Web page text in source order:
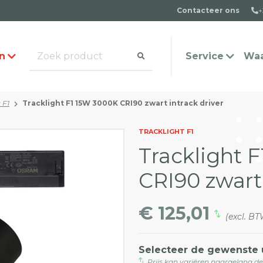
Contacteer ons
Service
Veel gestelde vragen
Contact
Tracklight F1 15W 3000K CRI90 zwart intrack driver
TRACKLIGHT F1
Tracklight
CRI90
€ 125,01 (excl.
Selecteer de gewenste